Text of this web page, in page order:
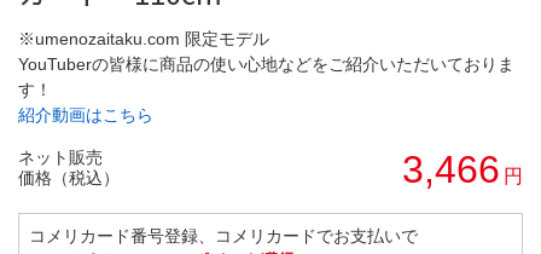
※umenozaitaku.com 限定モデル
YouTuberの皆様に商品の使い心地などをご紹介いただいておりま
す！
紹介動画はこちら
ネット販売
価格（税込）
3,466 円
コメリカード番号登録、コメリカードでお支払いで